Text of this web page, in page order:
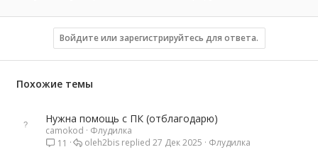
Войдите или зарегистрируйтесь для ответа.
Похожие темы
Нужна помощь с ПК (отблагодарю)
camokod
Флудилка
11
Флудилка
27 Дек 2025
oleh2bis